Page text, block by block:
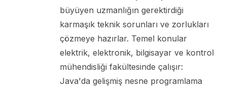
büyüyen uzmanlığın gerektirdiği
karmaşık teknik sorunları ve zorlukları
çözmeye hazırlar. Temel konular
elektrik, elektronik, bilgisayar ve kontrol
mühendisliği fakültesinde çalışır:
Java'da gelişmiş nesne programlama